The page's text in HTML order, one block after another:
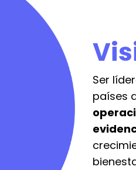
Ser
países